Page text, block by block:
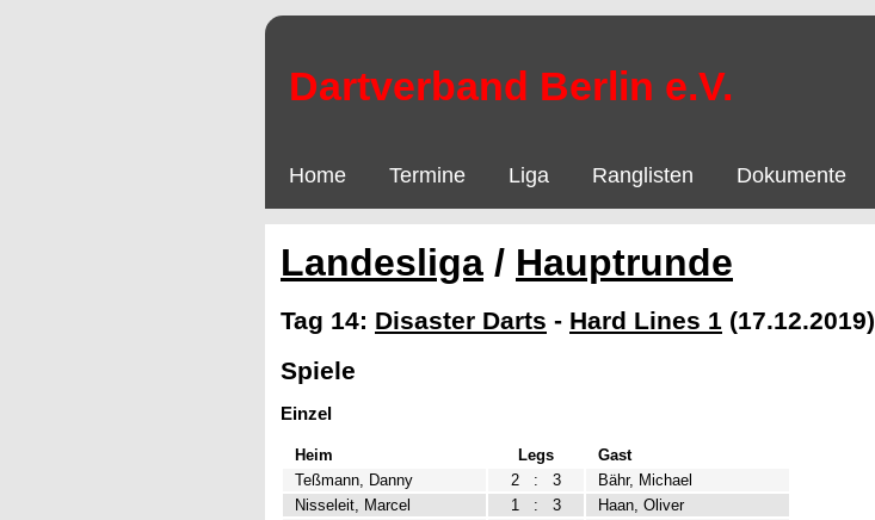
Dartverband Berlin e.V.
Home Termine Liga Ranglisten Dokumente
Landesliga / Hauptrunde
Tag 14: Disaster Darts - Hard Lines 1 (17.12.2019)
Spiele
Einzel
Heim Legs
Gast
Teßmann, Danny
2 : 3
Bähr, Michael
Nisseleit, Marcel
1 : 3
Haan, Oliver